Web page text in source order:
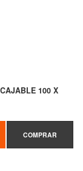
100 X
COMPRAR